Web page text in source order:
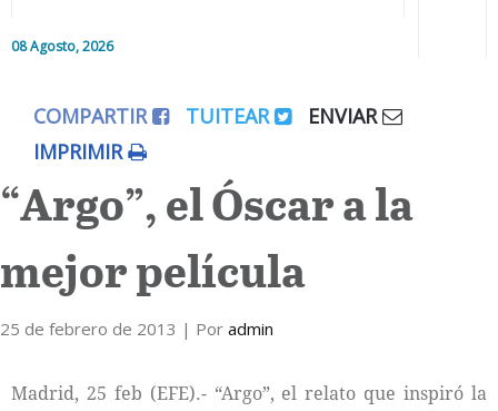
08 Agosto, 2026
Editorial
Nacional
Colaboradores
Internacional
COMPARTIR TUITEAR
ENVIAR
IMPRIMIR
“Argo”, el Óscar a la
mejor película
25 de febrero de 2013 | Por admin
Madrid, 25 feb (EFE).- “Argo”, el relato que inspiró la